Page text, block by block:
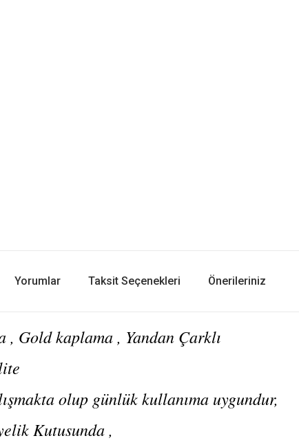
Yorumlar Taksit Seçenekleri Önerileriniz
, Gold kaplama , Yandan Çarklı
olup günlük kullanıma uygundur,
Kutusunda ,